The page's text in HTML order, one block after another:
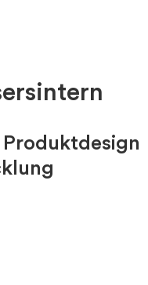
Produktdesign